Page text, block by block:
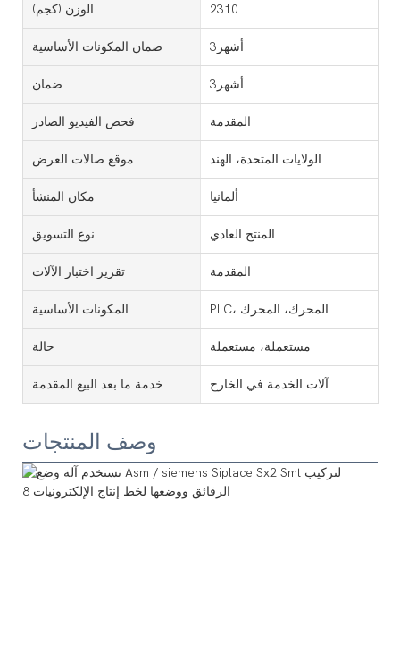
الوزن (كجم) 2310
ضمان المكونات الأساسية أشهر3
ضمان أشهر3
فحص الفيديو الصادر المقدمة
موقع صالات العرض الولايات المتحدة، الهند
مكان المنشأ ألمانيا
نوع التسويق المنتج العادي
تقرير اختبار الآلات المقدمة
المكونات الأساسية PLC، المحرك، المحرك
حالة مستعملة، مستعملة
خدمة ما بعد البيع المقدمة آلات الخدمة في الخارج
وصف المنتجات